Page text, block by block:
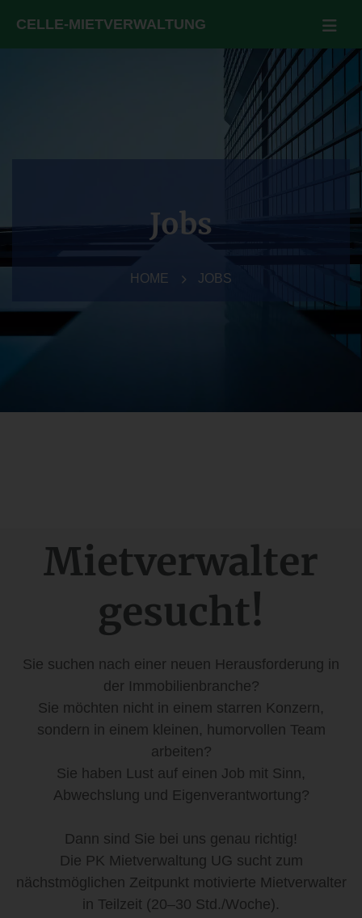
Jobs
HOME JOBS
Miet­verwalter
gesucht!
Sie suchen nach einer neuen Herausforderung in
der Immobilienbranche?
Sie möchten nicht in einem starren Konzern,
sondern in einem kleinen, humorvollen Team
arbeiten?
Sie haben Lust auf einen Job mit Sinn,
Abwechslung und Eigenverantwortung?
Dann sind Sie bei uns genau richtig!
Die PK Mietverwaltung UG sucht zum
nächstmöglichen Zeitpunkt motivierte Mietverwalter
in Teilzeit (20–30 Std./Woche).